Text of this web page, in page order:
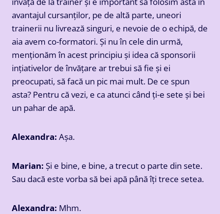
avantajul cursanților, pe de altă parte, uneori
trainerii nu livrează singuri, e nevoie de o echipă, de
aia avem co-formatori. Și nu în cele din urmă,
menționăm în acest principiu și idea că sponsorii
ințiativelor de învățare ar trebui să fie și ei
preocupati, să facă un pic mai mult. De ce spun
asta? Pentru că vezi, e ca atunci când ți-e sete și bei
un pahar de apă.
Alexandra: Așa.
Marian: Și e bine, e bine, a trecut o parte din sete.
Sau dacă este vorba să bei apă până îți trece setea.
Alexandra: Mhm.